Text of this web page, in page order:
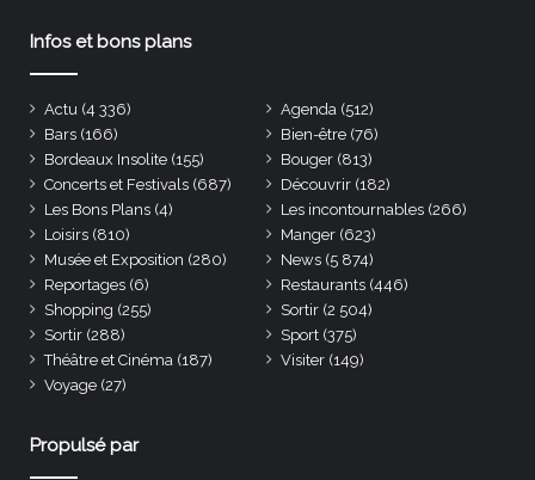
Infos et bons plans
Actu (4 336) Agenda (512)
Bars (166) Bien-être (76)
Bordeaux Insolite (155) Bouger (813)
Concerts et Festivals (687) Découvrir (182)
Les Bons Plans (4) Les incontournables (266)
Loisirs (810) Manger (623)
Musée et Exposition (280) News (5 874)
Reportages (6) Restaurants (446)
Shopping (255) Sortir (2 504)
Sortir (288) Sport (375)
Théâtre et Cinéma (187) Visiter (149)
Voyage (27)
Propulsé par